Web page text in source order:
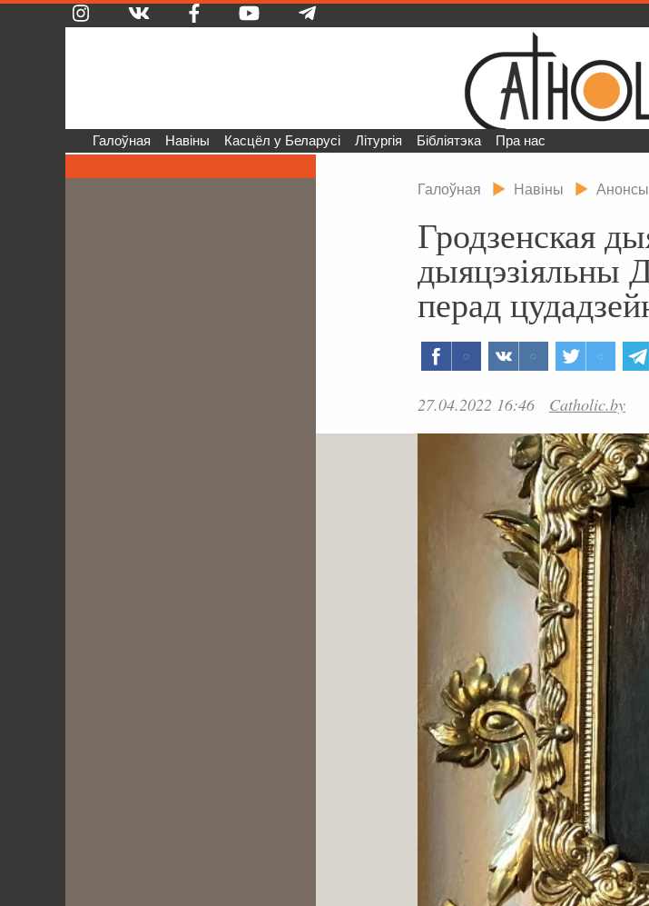
Галоўная Навіны Касцёл у Беларусі Літургія Бібліятэка Пра нас
Галоўная Навіны Анонсы
Гродзенская
дыяцэзіяльны
перад
27.04.2022 16:46 Catholic.by